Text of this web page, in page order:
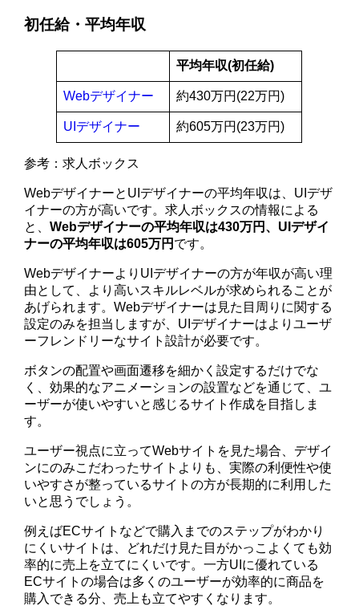
初任給・平均年収
平均年収(初任給)
Webデザイナー 約430万円(22万円)
UIデザイナー 約605万円(23万円)
参考：求人ボックス
WebデザイナーとUIデザイナーの平均年収は、UIデザ
イナーの方が高いです。求人ボックスの情報による
と、Webデザイナーの平均年収は430万円、UIデザイ
ナーの平均年収は605万円 です。
WebデザイナーよりUIデザイナーの方が年収が高い理
由として、より高いスキルレベルが求められることが
あげられます。Webデザイナーは見た目周りに関する
設定のみを担当しますが、UIデザイナーはよりユーザ
ーフレンドリーなサイト設計が必要です。
ボタンの配置や画面遷移を細かく設定するだけでな
く、効果的なアニメーションの設置などを通じて、ユ
ーザーが使いやすいと感じるサイト作成を目指しま
す。
ユーザー視点に立ってWebサイトを見た場合、デザイ
ンにのみこだわったサイトよりも、実際の利便性や使
いやすさが整っているサイトの方が長期的に利用した
いと思うでしょう。
例えばECサイトなどで購入までのステップがわかり
にくいサイトは、どれだけ見た目がかっこよくても効
率的に売上を立てにくいです。一方UIに優れている
ECサイトの場合は多くのユーザーが効率的に商品を
購入できる分、売上も立てやすくなります。